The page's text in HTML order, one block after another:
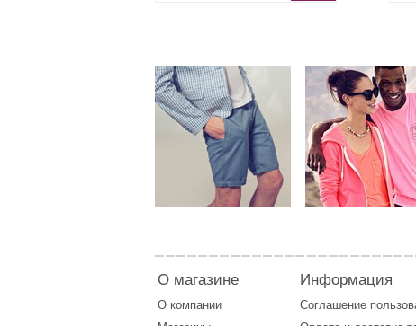
О магазине
О компании
Информация
Соглашение